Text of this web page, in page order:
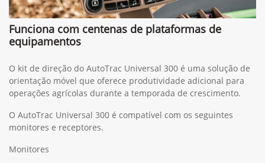
Funciona com centenas de plataformas de
equipamentos
O kit de direção do AutoTrac Universal 300 é uma solução de
orientação móvel que oferece produtividade adicional para
operações agrícolas durante a temporada de crescimento.
O AutoTrac Universal 300 é compatível com os seguintes
monitores e receptores.
Monitores